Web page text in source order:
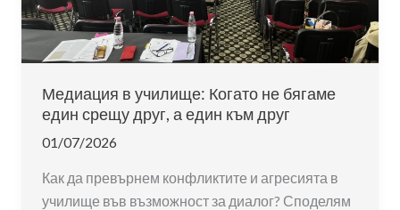
Медиация в училище: Когато не бягаме
един срещу друг, а един към друг
01/07/2026
Как да превърнем конфликтите и агресията в
училище във възможност за диалог? Споделям